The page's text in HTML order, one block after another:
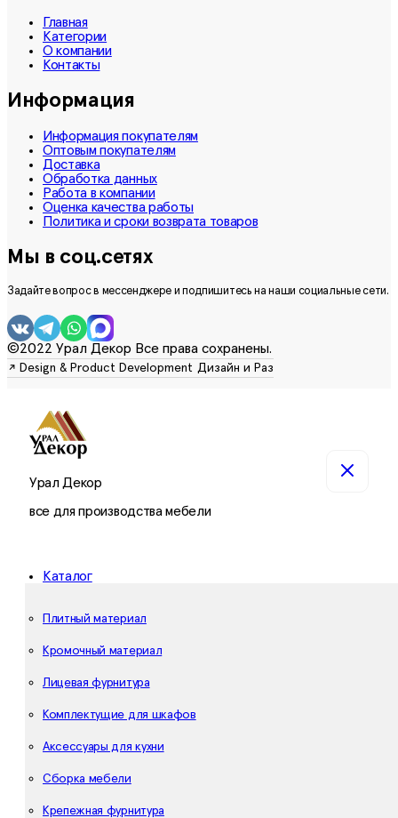
Главная
Категории
О компании
Контакты
Информация
Информация покупателям
Оптовым покупателям
Доставка
Обработка данных
Работа в компании
Оценка качества работы
Политика и сроки возврата товаров
Мы в соц.сетях
Задайте вопрос в мессенджере и подпишитесь на наши социальные сети.
©2022 Урал Декор Все права сохранены.
Урал Декор
все для производства мебели
Каталог
Плитный материал
Кромочный материал
Лицевая фурнитура
Комплектущие для шкафов
Аксессуары для кухни
Сборка мебели
Крепежная фурнитура